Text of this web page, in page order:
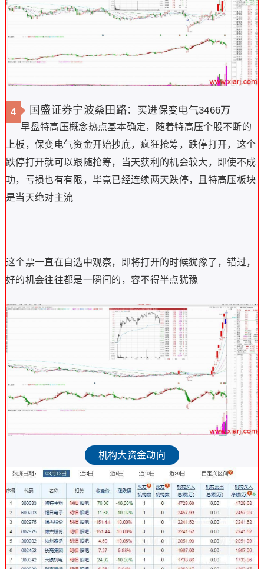
4 国盛证券宁波桑田路： 买进保变电气3466万
早盘特高压概念热点基本确定，随着特高压个股不断的
上板，保变电气资金开始抄底，疯狂抢筹，跌停打开，这个
跌停打开就可以跟随抢筹，当天获利的机会较大，即使不成
功，亏损也有有限，毕竟已经连续两天跌停，且特高压板块
是当天绝对主流
这个票一直在自选中观察，即将打开的时候犹豫了，错过，
好的机会往往都是一瞬间的，容不得半点犹豫
机构大资金动向